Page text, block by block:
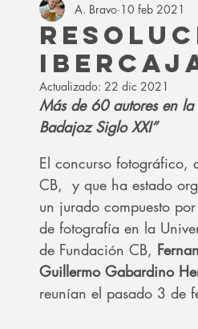
PresentacionesA. Bravo 10 feb 2021
Actualizado: 22 dic 2021
Más de 60 autores en
Badajoz Siglo XXI”
El concurso fotográfico,
CB,  y que ha estado
un jurado compuesto
de fotografía en la
de Fundación CB,
Guillermo Gabardino
reunían el pasado 3 de